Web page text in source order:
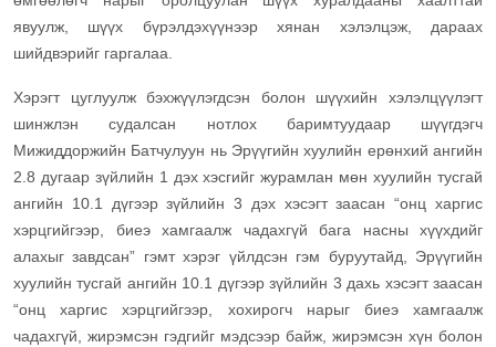
явуулж, шүүх бүрэлдэхүүнээр хянан хэлэлцэж, дараах
шийдвэрийг гаргалаа.
Хэрэгт цуглуулж бэхжүүлэгдсэн болон шүүхийн хэлэлцүүлэгт
шинжлэн судалсан нотлох баримтуудаар шүүгдэгч
Мижиддоржийн Батчулуун нь Эрүүгийн хуулийн ерөнхий ангийн
2.8 дугаар зүйлийн 1 дэх хэсгийг журамлан мөн хуулийн тусгай
ангийн 10.1 дүгээр зүйлийн 3 дэх хэсэгт заасан “онц харгис
хэрцгийгээр, биеэ хамгаалж чадахгүй бага насны хүүхдийг
алахыг завдсан” гэмт хэрэг үйлдсэн гэм буруутайд, Эрүүгийн
хуулийн тусгай ангийн 10.1 дүгээр зүйлийн 3 дахь хэсэгт заасан
“онц харгис хэрцгийгээр, хохирогч нарыг биеэ хамгаалж
чадахгүй, жирэмсэн гэдгийг мэдсээр байж, жирэмсэн хүн болон